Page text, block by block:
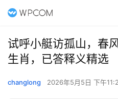
试呼小艇访孤山，春
生肖，已答释义精选
changlong 2026年5月5日 下午